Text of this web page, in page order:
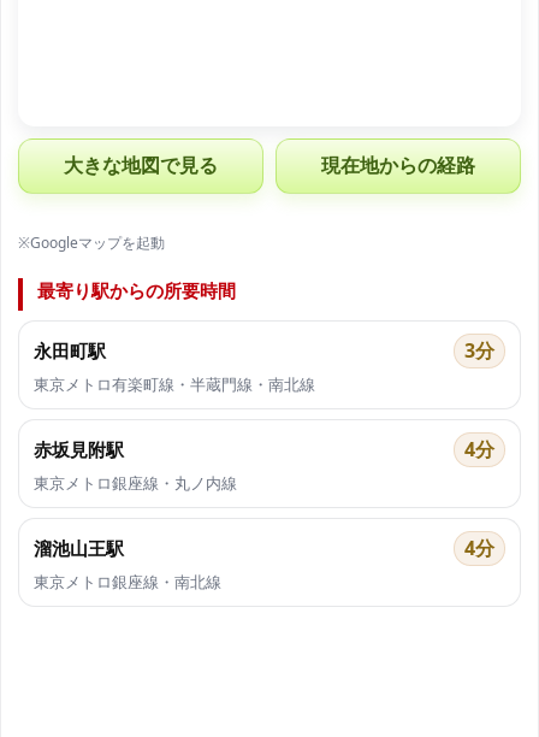
大きな地図で見る 現在地からの経路
※Googleマップを起動
最寄り駅からの所要時間
永田町駅 3分
東京メトロ有楽町線・半蔵門線・南北線
赤坂見附駅 4分
東京メトロ銀座線・丸ノ内線
溜池山王駅 4分
東京メトロ銀座線・南北線